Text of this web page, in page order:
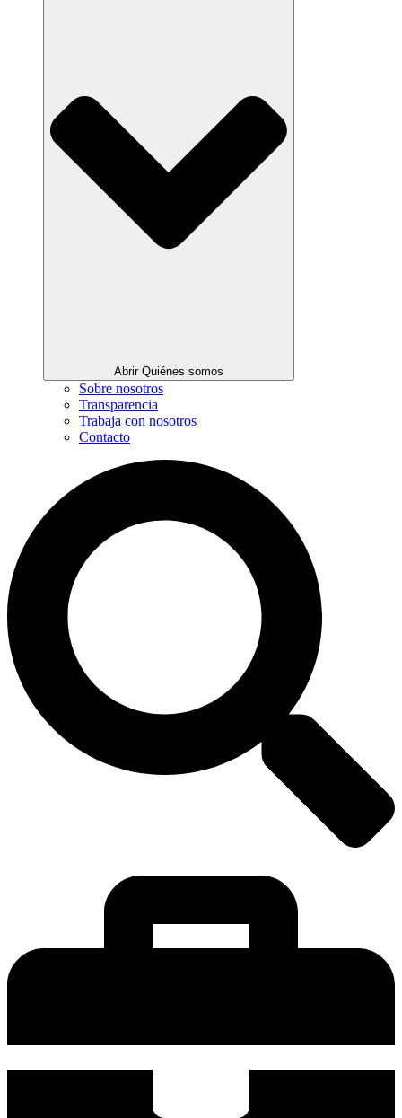
Abrir Quiénes somos
Sobre nosotros
Transparencia
Trabaja con nosotros
Contacto